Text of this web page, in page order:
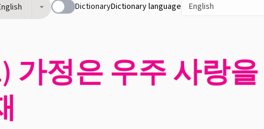
DictionaryDictionary language
가정은 우주 사랑